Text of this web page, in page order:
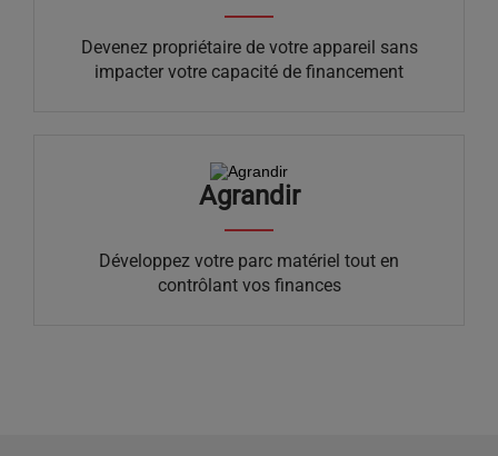
Devenez propriétaire de votre appareil sans
impacter votre capacité de financement
Agrandir
Développez votre parc matériel tout en
contrôlant vos finances